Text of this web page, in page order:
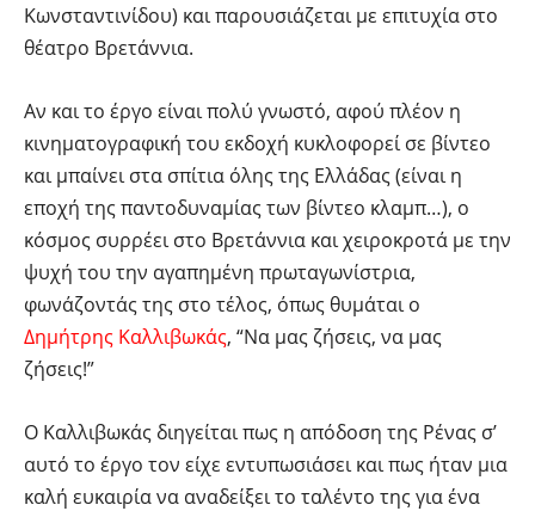
Κωνσταντινίδου) και παρουσιάζεται με επιτυχία στο
θέατρο Βρετάννια.
Αν και το έργο είναι πολύ γνωστό, αφού πλέον η
κινηματογραφική του εκδοχή κυκλοφορεί σε βίντεο
και μπαίνει στα σπίτια όλης της Ελλάδας (είναι η
εποχή της παντοδυναμίας των βίντεο κλαμπ…), ο
κόσμος συρρέει στο Βρετάννια και χειροκροτά με την
ψυχή του την αγαπημένη πρωταγωνίστρια,
φωνάζοντάς της στο τέλος, όπως θυμάται ο
Δημήτρης Καλλιβωκάς, “Να μας ζήσεις, να μας
ζήσεις!”
Ο Καλλιβωκάς διηγείται πως η απόδοση της Ρένας σ’
αυτό το έργο τον είχε εντυπωσιάσει και πως ήταν μια
καλή ευκαιρία να αναδείξει το ταλέντο της για ένα